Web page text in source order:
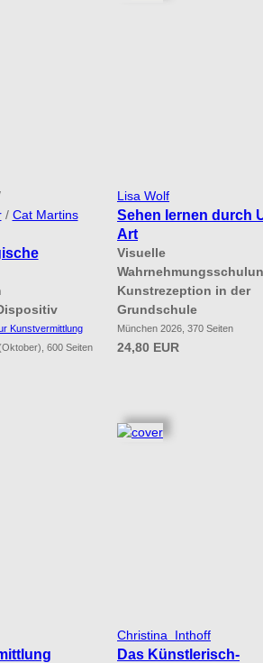
/ Cat Martins
Kunstvermittlung
600 Seiten
Lisa Wolf
Sehen lernen durch
Art
Visuelle
Kunstrezeption in der
Grundschule
München 2026, 370 Seiten
24,80 EUR
Christina Inthoff
Das Künstlerisch-